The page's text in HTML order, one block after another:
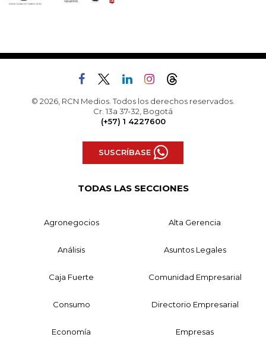
© 2026, RCN Medios. Todos los derechos reservados.
Cr. 13a 37-32, Bogotá
(+57) 1 4227600
SUSCRÍBASE
TODAS LAS SECCIONES
Agronegocios Alta Gerencia
Análisis Asuntos Legales
Caja Fuerte Comunidad Empresarial
Consumo Directorio Empresarial
Economía Empresas